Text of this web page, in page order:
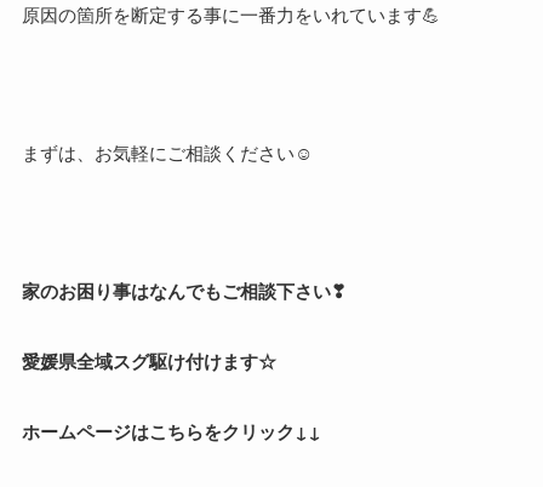
原因の箇所を断定する事に一番力をいれています💪
まずは、お気軽にご相談ください☺
家のお困り事はなんでもご相談下さい❣
愛媛県全域スグ駆け付けます☆
ホームページはこちらをクリック↓↓